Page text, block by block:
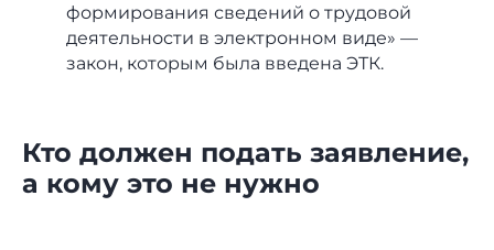
формирования сведений о трудовой
деятельности в электронном виде» —
закон, которым была введена ЭТК.
Кто должен подать заявление,
а кому это не нужно